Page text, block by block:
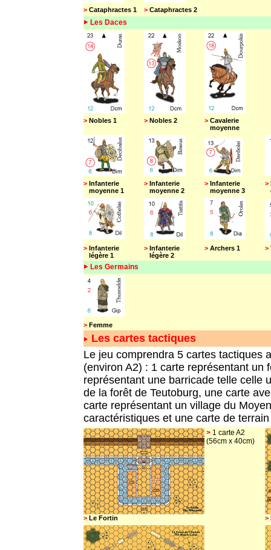
> Cataphractes 1 > Cataphractes 2
Les Daces
> Nobles 1 > Nobles 2 > Cavalerie
moyenne
> Infanterie
moyenne 1
> Infanterie
moyenne 2
> Infanterie
moyenne 3
>
> Infanterie
légère 1
> Infanterie
légère 2
> Archers 1 >
Les Germains
> Femme
Les cartes tactiques
Le jeu comprendra 5 cartes tactiques
(environ A2) : 1 carte représentant un
représentant une barricade telle celle
de la forêt de Teutoburg, une carte
carte représentant un village du
caractéristiques et une carte de
> Le Fortin
> 1 carte A2
(56cm x 40cm)
>